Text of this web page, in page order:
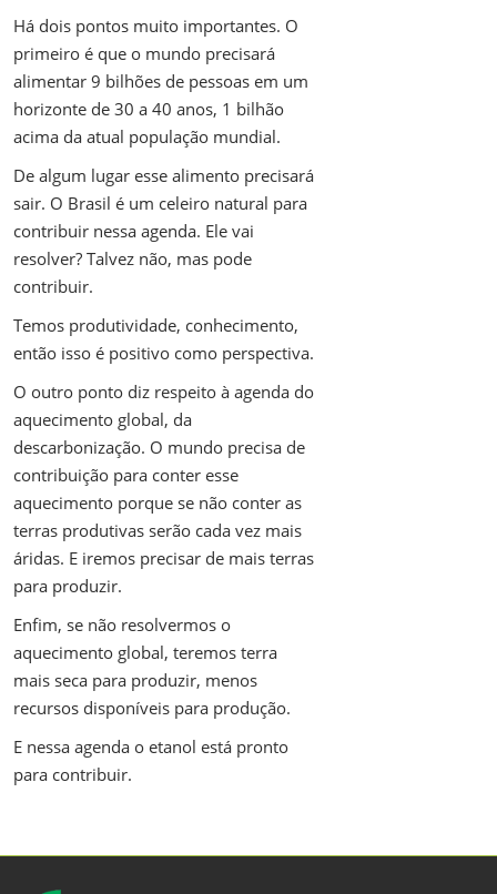
Há dois pontos muito importantes. O
primeiro é que o mundo precisará
alimentar 9 bilhões de pessoas em um
horizonte de 30 a 40 anos, 1 bilhão
acima da atual população mundial.
De algum lugar esse alimento precisará
sair. O Brasil é um celeiro natural para
contribuir nessa agenda. Ele vai
resolver? Talvez não, mas pode
contribuir.
Temos produtividade, conhecimento,
então isso é positivo como perspectiva.
O outro ponto diz respeito à agenda do
aquecimento global, da
descarbonização. O mundo precisa de
contribuição para conter esse
aquecimento porque se não conter as
terras produtivas serão cada vez mais
áridas. E iremos precisar de mais terras
para produzir.
Enfim, se não resolvermos o
aquecimento global, teremos terra
mais seca para produzir, menos
recursos disponíveis para produção.
E nessa agenda o etanol está pronto
para contribuir.